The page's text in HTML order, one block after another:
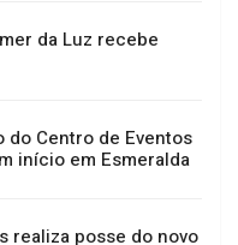
da Luz recebe
do Centro de Eventos
início em Esmeralda
realiza posse do novo